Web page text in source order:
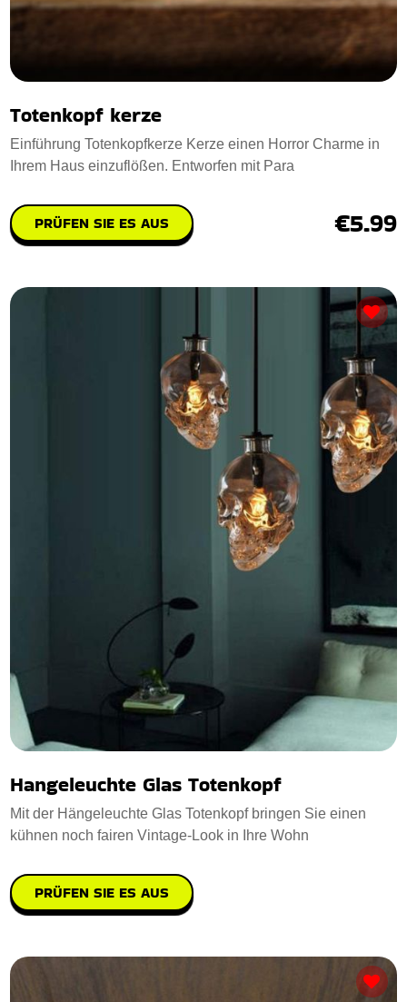
Totenkopf kerze
Einführung Totenkopfkerze Kerze einen Horror Charme in
Ihrem Haus einzuflößen. Entworfen mit Para
PRÜFEN SIE ES AUS €5.99
Hangeleuchte Glas Totenkopf
Mit der Hängeleuchte Glas Totenkopf bringen Sie einen
kühnen noch fairen Vintage-Look in Ihre Wohn
PRÜFEN SIE ES AUS